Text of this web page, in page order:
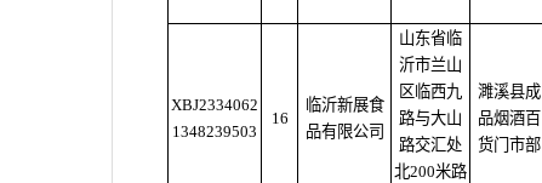
XBJ2334062
1348239503
16
临沂新展食
品有限公司
山东省临
沂市兰山
区临西九
路与大山
路交汇处
北200米路
濉溪县成
品烟酒百
货门市部